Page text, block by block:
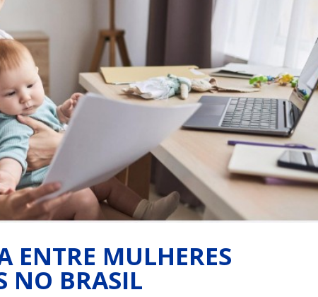
ENTRE MULHERES
NO BRASIL